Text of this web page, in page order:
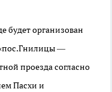
будет организован
—
проезда согласно
Пасхи и